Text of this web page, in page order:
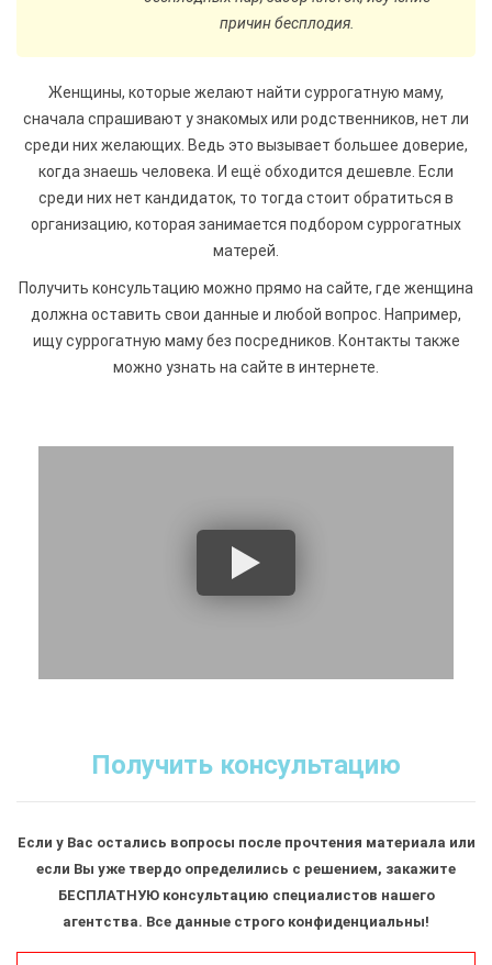
причин бесплодия.
Женщины, которые желают найти суррогатную маму,
сначала спрашивают у знакомых или родственников, нет ли
среди них желающих. Ведь это вызывает большее доверие,
когда знаешь человека. И ещё обходится дешевле. Если
среди них нет кандидаток, то тогда стоит обратиться в
организацию, которая занимается подбором суррогатных
матерей.
Получить консультацию можно прямо на сайте, где женщина
должна оставить свои данные и любой вопрос. Например,
ищу суррогатную маму без посредников. Контакты также
можно узнать на сайте в интернете.
Получить консультацию
Если у Вас остались вопросы после прочтения материала или
если Вы уже твердо определились с решением, закажите
БЕСПЛАТНУЮ консультацию специалистов нашего
агентства. Все данные строго конфиденциальны!